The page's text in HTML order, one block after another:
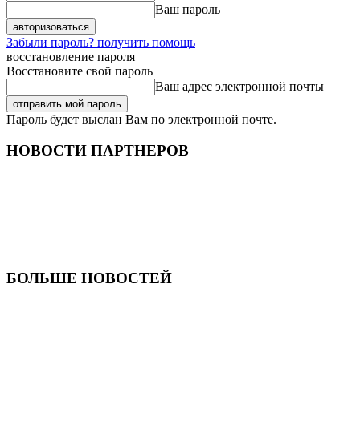
Ваш пароль
Забыли пароль? получить помощь
восстановление пароля
Восстановите свой пароль
Ваш адрес электронной почты
Пароль будет выслан Вам по электронной почте.
НОВОСТИ ПАРТНЕРОВ
БОЛЬШЕ НОВОСТЕЙ